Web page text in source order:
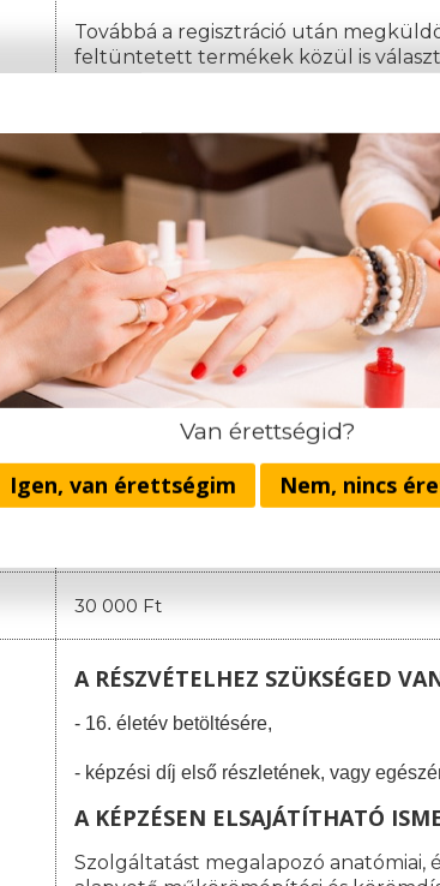
Van érettségid?
Igen, van érettségim Nem, nincs
Továbbá a regisztráció után
feltüntetett termékek közül is
A képzés teljes költsége, amely
csomagot:
Képzési díj: 349.000 Ft
Amennyiben nem egyösszegű
az alábbiak szerint alakul:
1. részlet: 19.000 Ft(a jelentkezéskor)
2. részlet: 130.000 Ft
(a képzés
3. részlet: 100.000 Ft(a negyedik
4. részlet:10 0.000 Ft (a nyolcadik
A házi vizsga költsége: 30.000 Ft.
Egyösszegű befizetés esetén
30 000 Ft
A RÉSZVÉTELHEZ SZÜKSÉGED
- 16. életév betöltésére,
- képzési díj első részletének, vagy
A KÉPZÉSEN ELSAJÁTÍTHATÓ
Szolgáltatást megalapozó anatómiai,